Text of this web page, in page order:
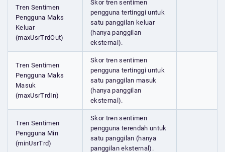
Tren Sentimen
Pengguna Maks
Keluar
(maxUsrTrdOut)
Skor tren sentimen
pengguna tertinggi untuk
satu panggilan keluar
(hanya panggilan
eksternal).
Tren Sentimen
Pengguna Maks
Masuk
(maxUsrTrdIn)
Skor tren sentimen
pengguna tertinggi untuk
satu panggilan masuk
(hanya panggilan
eksternal).
Tren Sentimen
Pengguna Min
(minUsrTrd)
Skor tren sentimen
pengguna terendah untuk
satu panggilan (hanya
panggilan eksternal).